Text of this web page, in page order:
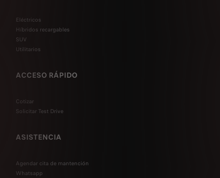
Eléctricos
Híbridos recargables
SUV
Utilitarios
ACCESO RÁPIDO
Cotizar
Solicitar Test Drive
ASISTENCIA
Agendar cita de mantención
Whatsapp